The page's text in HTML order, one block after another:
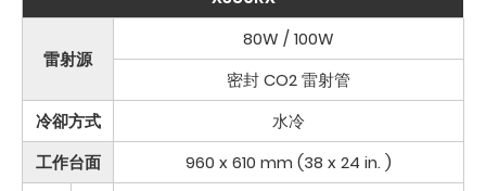
雷射源
80W / 100W
密封 CO2 雷射管
冷卻方式
水冷
工作台面
960 x 610 mm (38 x 24 in. )